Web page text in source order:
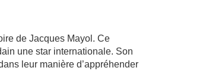
de Jacques Mayol. Ce
une star internationale. Son
leur manière d’appréhender